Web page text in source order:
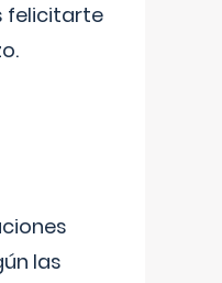
felicitarte
las